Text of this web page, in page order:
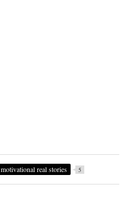
motivational real stories 5